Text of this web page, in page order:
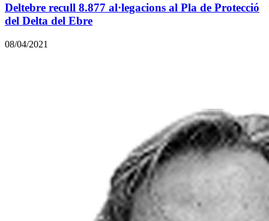
Deltebre recull 8.877 al·legacions al Pla de Protecció
del Delta del Ebre
08/04/2021